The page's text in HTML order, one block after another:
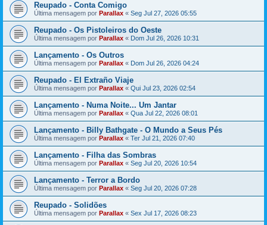
Reupado - Conta Comigo
Última mensagem por Parallax « Seg Jul 27, 2026 05:55
Reupado - Os Pistoleiros do Oeste
Última mensagem por Parallax « Dom Jul 26, 2026 10:31
Lançamento - Os Outros
Última mensagem por Parallax « Dom Jul 26, 2026 04:24
Reupado - El Extraño Viaje
Última mensagem por Parallax « Qui Jul 23, 2026 02:54
Lançamento - Numa Noite... Um Jantar
Última mensagem por Parallax « Qua Jul 22, 2026 08:01
Lançamento - Billy Bathgate - O Mundo a Seus Pés
Última mensagem por Parallax « Ter Jul 21, 2026 07:40
Lançamento - Filha das Sombras
Última mensagem por Parallax « Seg Jul 20, 2026 10:54
Lançamento - Terror a Bordo
Última mensagem por Parallax « Seg Jul 20, 2026 07:28
Reupado - Solidões
Última mensagem por Parallax « Sex Jul 17, 2026 08:23